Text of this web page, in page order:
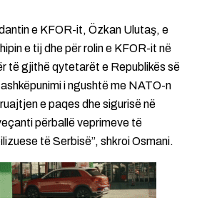
e KFOR-it, Özkan Ulutaş, e
e tij dhe për rolin e KFOR-it në
të gjithë qytetarët e Republikës së
i ngushtë me NATO-n
e paqes dhe sigurisë në
përballë veprimeve të
të Serbisë”, shkroi Osmani.